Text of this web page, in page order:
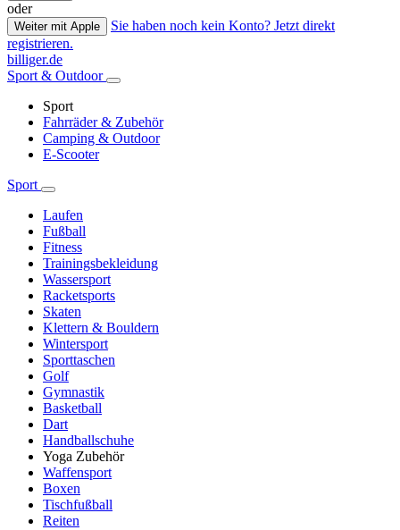
oder
Weiter mit Apple
Sie haben noch kein Konto? Jetzt direkt
registrieren.
billiger.de
Sport & Outdoor
Sport
Fahrräder & Zubehör
Camping & Outdoor
E-Scooter
Sport
Laufen
Fußball
Fitness
Trainingsbekleidung
Wassersport
Racketsports
Skaten
Klettern & Bouldern
Wintersport
Sporttaschen
Golf
Gymnastik
Basketball
Dart
Handballschuhe
Yoga Zubehör
Waffensport
Boxen
Tischfußball
Reiten